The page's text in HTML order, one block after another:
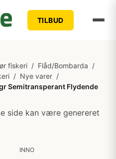
TILBUD
fiskeri / Flåd/Bombarda /
/ Nye varer /
Semitransperant Flydende
side kan være genereret
INNO